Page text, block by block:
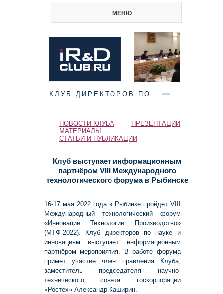
МЕНЮ
КЛУБ ДИРЕКТОРОВ ПО
НАУКЕ И ИННОВАЦИЯМ
НОВОСТИ КЛУБА
ПРЕЗЕНТАЦИИ
МАТЕРИАЛЫ
СТАТЬИ И ПУБЛИКАЦИИ
Клуб выступает информационным
партнёром VIII Международного
технологического форума в Рыбинске
16-17 мая 2022 года в Рыбинке пройдет VIII
Международный технологический форум
«Инновации. Технологии. Производство»
(МТФ-2022). Клуб директоров по науке и
инновациям выступает информационным
партнёром мероприятия. В работе форума
примет участие член правления Клуба,
заместитель председателя научно-
технического совета госкорпорации
«Ростех» Александр Каширин.